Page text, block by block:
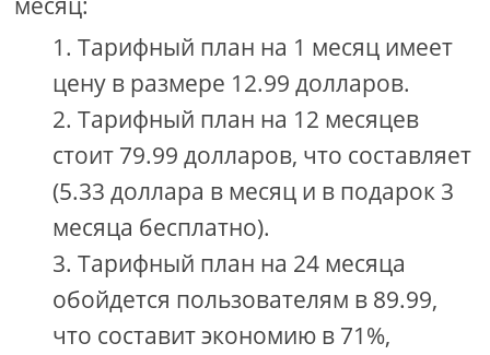
Тарифный план на 1 месяц имеет
цену в размере 12.99 долларов.
Тарифный план на 12 месяцев
стоит 79.99 долларов, что составляет
(5.33 доллара в месяц и в подарок 3
месяца бесплатно).
Тарифный план на 24 месяца
обойдется пользователям в 89.99,
что составит экономию в 71%,